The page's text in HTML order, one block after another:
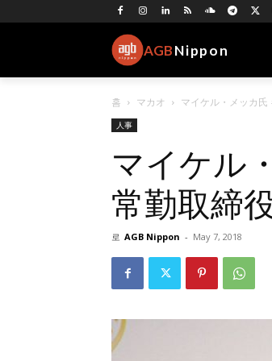
AGBNippon
홈 マカオ マイケル・メッカ
人事
マイケル
常勤取締
로 AGB Nippon - May 7, 2018